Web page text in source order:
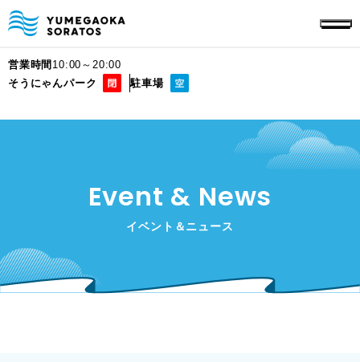
営業時間 10:00～20:00
そうにゃんパーク
駐車場
Event & News
イベント＆ニュース